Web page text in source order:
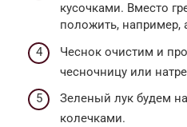
кусочками. Вместо
положить, например,
Чеснок очистим и
чесночницу или
Зеленый лук будем
колечками.